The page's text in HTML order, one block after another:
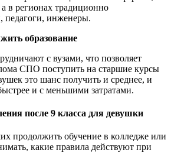
в регионах традиционно
педагоги, инженеры.
образование
с вузами, что позволяет
СПО поступить на старшие курсы
это шанс получить и среднее, и
и с меньшими затратами.
после 9 класса для девушки
продолжить обучение в колледже или
какие правила действуют при